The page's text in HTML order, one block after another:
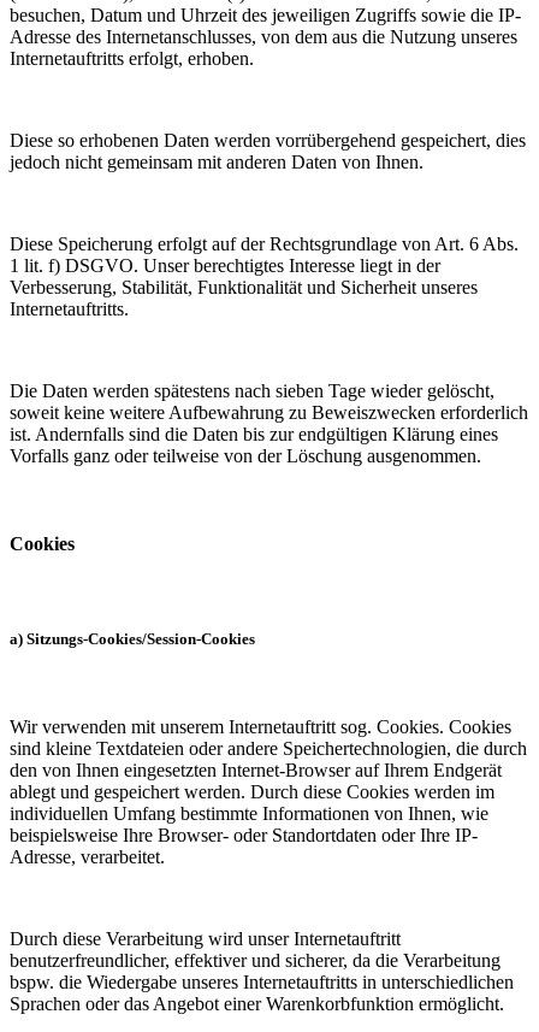
besuchen, Datum und Uhrzeit des jeweiligen Zugriffs sowie die IP-
Adresse des Internetanschlusses, von dem aus die Nutzung unseres
Internetauftritts erfolgt, erhoben.
Diese so erhobenen Daten werden vorrübergehend gespeichert, dies
jedoch nicht gemeinsam mit anderen Daten von Ihnen.
Diese Speicherung erfolgt auf der Rechtsgrundlage von Art. 6 Abs.
1 lit. f) DSGVO. Unser berechtigtes Interesse liegt in der
Verbesserung, Stabilität, Funktionalität und Sicherheit unseres
Internetauftritts.
Die Daten werden spätestens nach sieben Tage wieder gelöscht,
soweit keine weitere Aufbewahrung zu Beweiszwecken erforderlich
ist. Andernfalls sind die Daten bis zur endgültigen Klärung eines
Vorfalls ganz oder teilweise von der Löschung ausgenommen.
Cookies
a) Sitzungs-Cookies/Session-Cookies
Wir verwenden mit unserem Internetauftritt sog. Cookies. Cookies
sind kleine Textdateien oder andere Speichertechnologien, die durch
den von Ihnen eingesetzten Internet-Browser auf Ihrem Endgerät
ablegt und gespeichert werden. Durch diese Cookies werden im
individuellen Umfang bestimmte Informationen von Ihnen, wie
beispielsweise Ihre Browser- oder Standortdaten oder Ihre IP-
Adresse, verarbeitet.
Durch diese Verarbeitung wird unser Internetauftritt
benutzerfreundlicher, effektiver und sicherer, da die Verarbeitung
bspw. die Wiedergabe unseres Internetauftritts in unterschiedlichen
Sprachen oder das Angebot einer Warenkorbfunktion ermöglicht.